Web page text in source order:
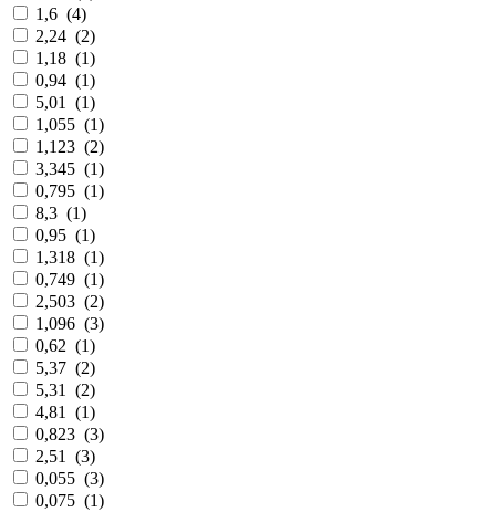
1,6 (4)
2,24 (2)
1,18 (1)
0,94 (1)
5,01
(1)
1,055 (1)
1,123 (2)
3,345 (1)
0,795 (1)
8,3 (1)
0,95 (1)
1,318 (1)
0,749 (1)
2,503 (2)
1,096 (3)
0,62 (1)
5,37 (2)
5,31
(2)
4,81
(1)
0,823 (3)
2,51
(3)
0,055 (3)
0,075 (1)